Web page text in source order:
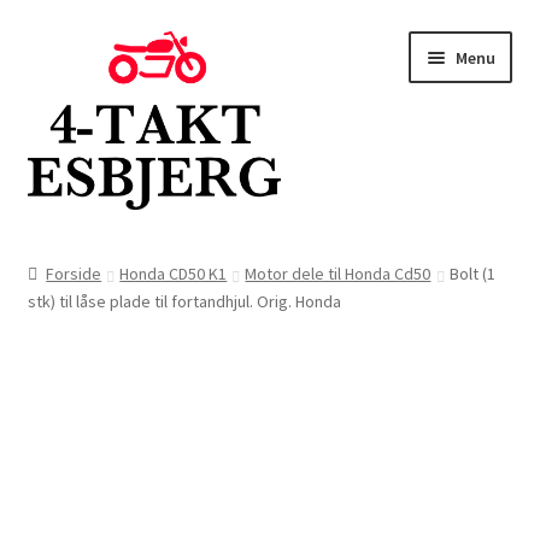
navigation
indhold
Menu
Butik
Forside Honda CD50 K1 Motor dele til Honda Cd50
Bolt (1
stk) til låse plade til fortandhjul. Orig. Honda